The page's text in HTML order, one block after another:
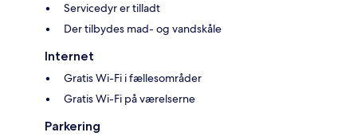
Servicedyr er tilladt
Der tilbydes mad- og vandskåle
Internet
Gratis Wi-Fi i fællesområder
Gratis Wi-Fi på værelserne
Parkering